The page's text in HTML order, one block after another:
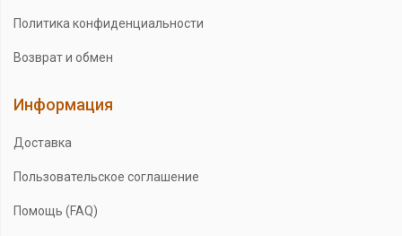
Политика конфиденциальности
Возврат и обмен
Информация
Доставка
Пользовательское соглашение
Помощь (FAQ)